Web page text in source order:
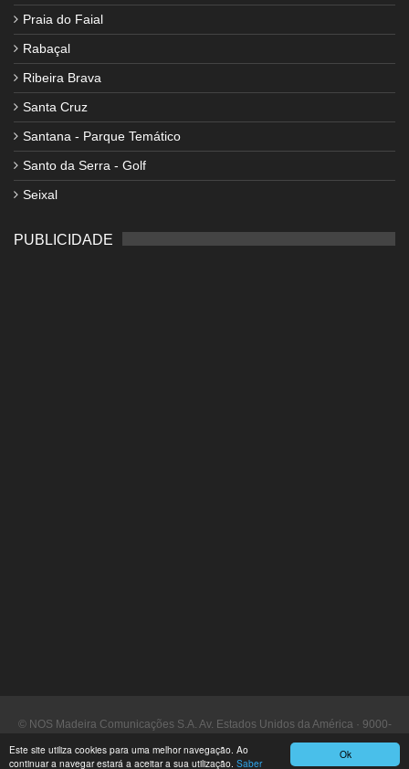
Ok
Este site utiliza cookies para uma melhor navegação. Ao
continuar a navegar estará a aceitar a sua utilização. Saber
Praia do Faial
Rabaçal
Ribeira Brava
Santa Cruz
Santana - Parque Temático
Santo da Serra - Golf
Seixal
PUBLICIDADE
© NOS Madeira Comunicações S.A. Av. Estados Unidos da América · 9000-
090 Funchal
Assistência a Clientes: 16 130 · www.nosmadeira.pt